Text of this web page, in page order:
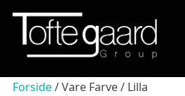
Videre
indhold
Forside/ Vare Farve / Lilla